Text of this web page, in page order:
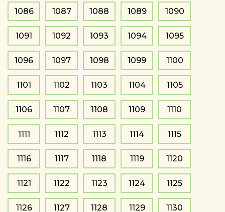
1086 1087 1088 1089 1090
1091 1092 1093 1094 1095
1096 1097 1098 1099 1100
1101 1102 1103 1104 1105
1106 1107 1108 1109 1110
1111 1112 1113 1114 1115
1116 1117 1118 1119 1120
1121 1122 1123 1124 1125
1126 1127 1128 1129 1130